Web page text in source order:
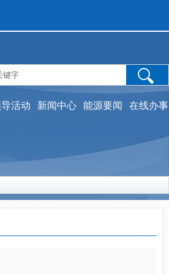
活动 新闻中心 能源要闻 在线办事